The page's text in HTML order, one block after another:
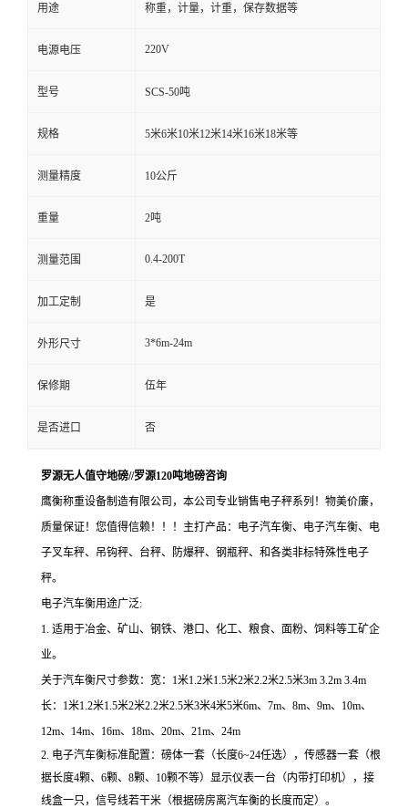
用途 称重，计量，计重，保存数据等
电源电压 220V
型号 SCS-50吨
规格 5米6米10米12米14米16米18米等
测量精度 10公斤
重量 2吨
测量范围 0.4-200T
加工定制 是
外形尺寸 3*6m-24m
保修期 伍年
是否进口 否
罗源无人值守地磅//罗源120吨地磅咨询
鹰衡称重设备制造有限公司，本公司专业销售电子秤系列！物美价廉，
质量保证！您值得信赖！！！主打产品：电子汽车衡、电子汽车衡、电
子叉车秤、吊钩秤、台秤、防爆秤、钢瓶秤、和各类非标特殊性电子
秤。
电子汽车衡用途广泛:
1. 适用于冶金、矿山、钢铁、港口、化工、粮食、面粉、饲料等工矿企
业。
关于汽车衡尺寸参数：宽： 1米1.2米1.5米2米2.2米2.5米3m 3.2m 3.4m
长：1米1.2米1.5米2米2.2米2.5米3米4米5米6m、7m、8m、9m、10m、
12m、14m、16m、18m、20m、21m、24m
2. 电子汽车衡标准配置：磅体一套（长度6~24任选），传感器一套（根
据长度4颗、 6颗、 8颗、 10颗不等）显示仪表一台（内带打印机），接
线盒一只，信号线若干米（根据磅房离汽车衡的长度而定）。